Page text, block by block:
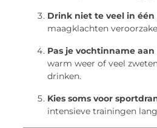
Drink niet te veel in één
maagklachten
Pas je vochtinname
warm weer of veel
drinken.
Kies soms voor
intensieve trainingen